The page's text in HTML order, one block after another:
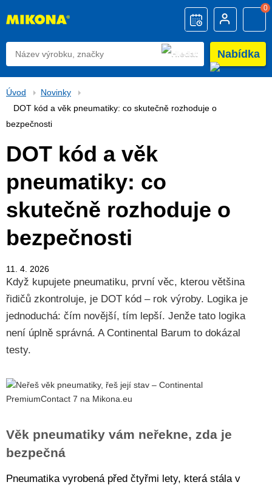
0
Nabídka
Úvod
Novinky
DOT kód a věk pneumatiky: co skutečně rozhoduje o
bezpečnosti
DOT kód a věk
pneumatiky: co
skutečně rozhoduje o
bezpečnosti
11. 4. 2026
Když kupujete pneumatiku, první věc, kterou většina
řidičů zkontroluje, je DOT kód – rok výroby. Logika je
jednoduchá: čím novější, tím lepší. Jenže tato logika
není úplně správná. A Continental Barum to dokázal
testy.
Věk pneumatiky vám neřekne, zda je
bezpečná
Pneumatika vyrobená před čtyřmi lety, která stála v